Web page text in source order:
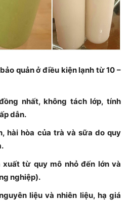
quản ở điều kiện lạnh từ 10 –
nhất, không tách lớp, tính
dẫn.
hài hòa của trà và sữa do quy
xuất từ quy mô nhỏ đến lớn và
nghiệp).
liệu và nhiên liệu, hạ giá